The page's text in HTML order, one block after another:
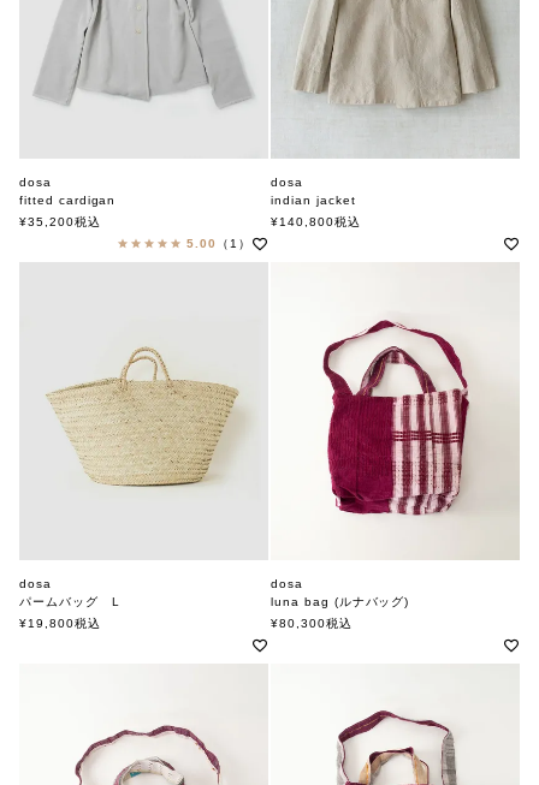
dosa
fitted cardigan
ドーサ
¥35,200税込
5.00
（1）
dosa
indian jacket
ドーサ
¥140,800税込
dosa
パームバッグ L
ドーサ
¥19,800税込
dosa
luna bag (ルナバッグ)
ドーサ
¥80,300税込